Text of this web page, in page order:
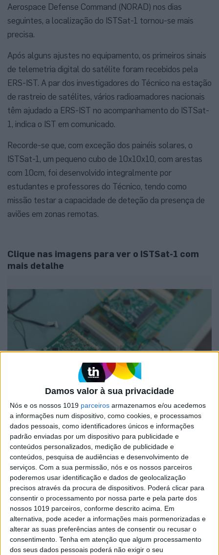
Damos valor à sua privacidade
Nós e os nossos 1019 parceiros armazenamos e/ou acedemos
a informações num dispositivo, como cookies, e processamos
dados pessoais, como identificadores únicos e informações
padrão enviadas por um dispositivo para publicidade e
conteúdos personalizados, medição de publicidade e
conteúdos, pesquisa de audiências e desenvolvimento de
serviços. Com a sua permissão, nós e os nossos parceiros
poderemos usar identificação e dados de geolocalização
precisos através da procura de dispositivos. Poderá clicar para
consentir o processamento por nossa parte e pela parte dos
nossos 1019 parceiros, conforme descrito acima. Em
alternativa, pode aceder a informações mais pormenorizadas e
alterar as suas preferências antes de consentir ou recusar o
consentimento. Tenha em atenção que algum processamento
dos seus dados pessoais poderá não exigir o seu
Aerospace Defense Command (NORAD) nos dias
seguintes, a localização do ISTSat-1 tornou-se mais
precisa.
Após alguns ajustes no equipamento, os primeiros sinais
de telemetria digital do satélite foram recebidos pela
ERS-IST. A par dos investigadores do Técnico na estação
de rastreio de satélites, vários radioamadores nacionais
têm ajudado a ERS-IST no acompanhamento do ISTSat-
1, indica o IST em comunicado.
Recorde-se que, com exceção dos painéis solares, o
ISTSat-1, um pequeno cubo de 10x10x10, com arestas
com 10cm, foi desenvolvido integralmente por
estudantes e professores do Técnico, tendo como
missão testar a capacidade de deteção da presença de
aviões em zonas remotas.
Clique nas imagens para ver o ISTSat-1 com
mais detalhe
1 / 20
Espera-se que o satélite permaneça no Espaço por
cerca de cinco anos e, após cumprir a sua missão, será
desativado, voltando a reentrar na Terra. O projeto do
ISTSat-1 é coordenado por Rui Rocha, professor do
Departamento de Engenharia Electrotécnica e de
Computadores (DEEC) do Técnico, investigador no
Instituto de Telecomunicações (IT) e diretor e um dos